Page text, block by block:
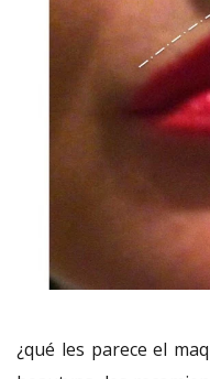
¿qué les parece el